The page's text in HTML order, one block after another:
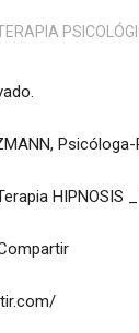
HIPNOSIS
/